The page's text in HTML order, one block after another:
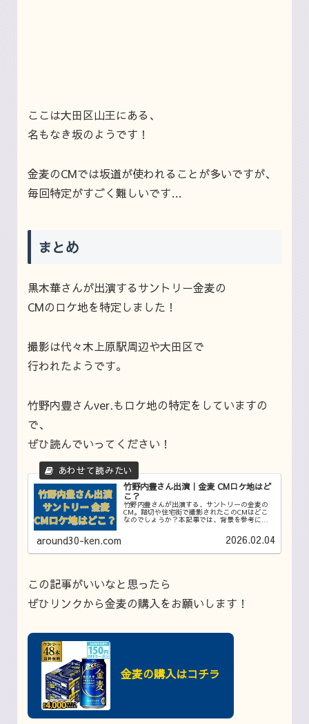
ここは大田区山王にある、
名もなき坂のようです！
金麦のCMでは坂道が使われることが多いですが、
毎回特定がすごく難しいです…
まとめ
黒木華さんが出演するサントリー金麦の
CMのロケ地を特定しました！
撮影は代々木上原駅周辺や大田区で
行われたようです。
竹野内豊さんver.もロケ地の特定をしていますの
で、
ぜひ読んでいってください！
竹野内豊さん出演｜金麦 CMロケ地はど
こ？
竹野内豊さんが出演する、サントリーの金麦の
CM。踏切や住宅街で撮影されたこのCMはどこ
なのでしょうか？本記事では、背景を参考にし
特定していきました！ロケ地は東京都内のあの
場所！ぜひ訪れてみてください！
around30-ken.com 2026.02.04
この記事がいいなと思ったら
ぜひリンクから金麦の購入をお願いします！
金麦の購入はコチラ